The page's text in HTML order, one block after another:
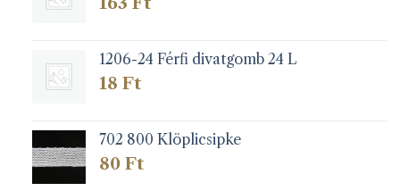
1206-24 Férfi divatgomb 24 L
18 Ft
702 800 Klöplicsipke
80 Ft